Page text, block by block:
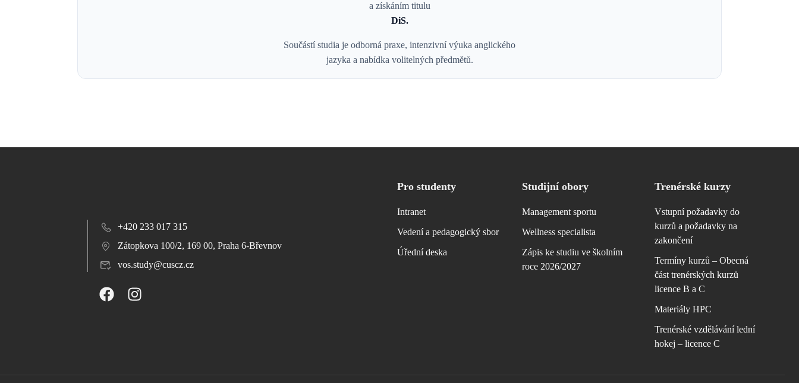
a získáním titulu
DiS.
Součástí studia je odborná praxe, intenzivní výuka anglického
jazyka a nabídka volitelných předmětů.
+420 233 017 315
Zátopkova 100/2, 169 00, Praha 6-Břevnov
vos.study@cuscz.cz
Pro studenty
Intranet
Vedení a pedagogický sbor
Úřední deska
Studijní obory
Management sportu
Wellness specialista
Zápis ke studiu ve školním
roce 2026/2027
Trenérské kurzy
Vstupní požadavky do
kurzů a požadavky na
zakončení
Termíny kurzů – Obecná
část trenérských kurzů
licence B a C
Materiály HPC
Trenérské vzdělávání lední
hokej – licence C